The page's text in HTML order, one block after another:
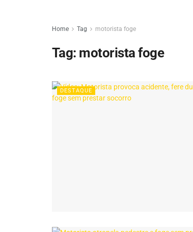
Home Tag motorista foge
Tag: motorista foge
DESTAQUE